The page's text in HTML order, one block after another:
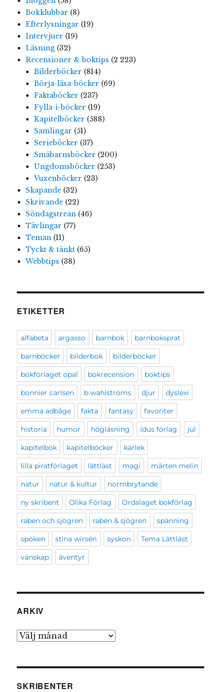
Bokklubbar (8)
Efterlysningar (19)
Intervjuer (19)
Läsning(32)
Recensioner & boktips (2 223)
Bilderböcker (814)
Börja-läsa-böcker (69)
Faktaböcker (237)
Fylla-i-böcker (19)
Kapitelböcker (588)
Samlingar (51)
Serieböcker (37)
Småbarnsböcker (200)
Ungdomsböcker (253)
Vuxenböcker (23)
Skapande(32)
Skrivande(22)
Söndagstrean(46)
Tävlingar (77)
Teman(11)
Tyckt & tänkt(65)
Webbtips (38)
ETIKETTER
alfabeta argasso barnbok barnboksprat
barnböcker bilderbok bilderböcker
bokförlaget opal bokrecension boktips
bonnier carlsen b wahlströms djur dyslexi
emma adbåge fakta fantasy favoriter
historia humor högläsning idus förlag jul
kapitelbok kapitelböcker kärlek
lilla piratförlaget lättläst magi mårten melin
natur natur & kultur normbrytande
ny skribent Olika Förlag Ordalaget bokförlag
raben och sjögren rabén & sjögren spänning
spöken stina wirsén syskon Tema Lättläst
vänskap äventyr
ARKIV
Arkiv
SKRIBENTER